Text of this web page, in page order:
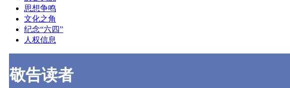
思想争鸣
文化之角
纪念“六四”
人权信息
敬告读者